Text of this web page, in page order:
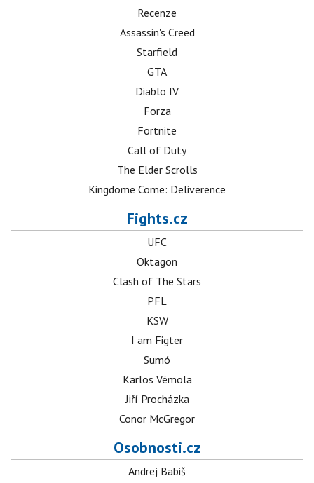
Recenze
Assassin's Creed
Starfield
GTA
Diablo IV
Forza
Fortnite
Call of Duty
The Elder Scrolls
Kingdome Come: Deliverence
Fights.cz
UFC
Oktagon
Clash of The Stars
PFL
KSW
I am Figter
Sumó
Karlos Vémola
Jiří Procházka
Conor McGregor
Osobnosti.cz
Andrej Babiš